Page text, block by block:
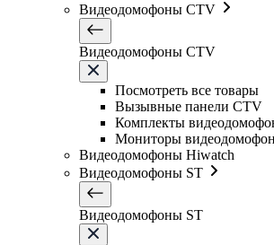
Видеодомофоны CTV
Видеодомофоны CTV
Посмотреть все товары
Вызывные панели CTV
Комплекты
Мониторы
Видеодомофоны Hiwatch
Видеодомофоны ST
Видеодомофоны ST